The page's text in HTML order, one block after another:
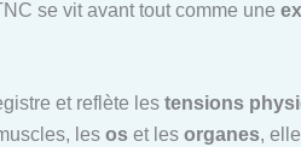
se vit avant tout comme une
et reflète les tensions
les os et les organes,